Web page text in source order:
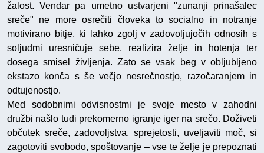
žalost. Vendar pa umetno ustvarjeni "zunanji prinašalec
sreče" ne more osrečiti človeka to socialno in notranje
motivirano bitje, ki lahko zgolj v zadovoljujočih odnosih s
soljudmi uresničuje sebe, realizira želje in hotenja ter
dosega smisel življenja. Zato se vsak beg v obljubljeno
ekstazo konča s še večjo nesrečnostjo, razočaranjem in
odtujenostjo.
Med sodobnimi odvisnostmi je svoje mesto v zahodni
družbi našlo tudi prekomerno igranje iger na srečo. Doživeti
občutek sreče, zadovoljstva, sprejetosti, uveljaviti moč, si
zagotoviti svobodo, spoštovanje – vse te želje je prepoznati